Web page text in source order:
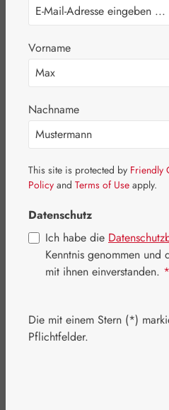
Bildergalerie überspringen
Regulärer Preis:
532,00 €
Inhalt:0.935 Kilogramm
Vorname
Nachname
This site is protected by Friendly
Policy and Terms of Use apply.
Datenschutz
Ich habe die
Kenntnis genommen und
mit ihnen einverstanden. *
Die mit einem Stern (*)
Pflichtfelder.